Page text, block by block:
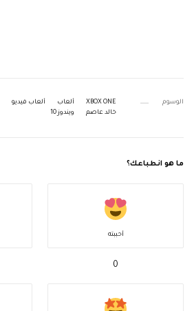
الوسوم XBOX ONE ألعاب ألعاب فيديو
خالد عاصم
ويندوز 10
ما هو انطباعك؟
أحببته
0